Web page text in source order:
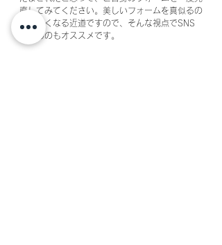
直してみてください。美しいフォームを真似るの
もうまくなる近道ですので、そんな視点でSNS
を見るのもオススメです。